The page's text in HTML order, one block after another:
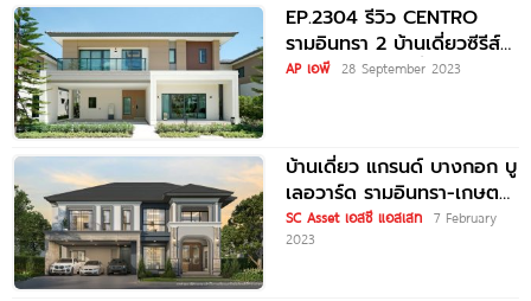
EP.2304 รีวิว CENTRO
รามอินทรา 2 บ้านเดี่ยวซีรีส์
ใหม่ ใกล้เมือง หนึ่งเดียว บน
AP เอพี 28 September 2023
บ้านเดี่ยว แกรนด์ บางกอก บู
เลอวาร์ด รามอินทรา-เกษตร
นวมินทร์ Grand Bangkok
Boulevard Ramintra-
SC Asset เอสซี แอสเสท 7 February
2023